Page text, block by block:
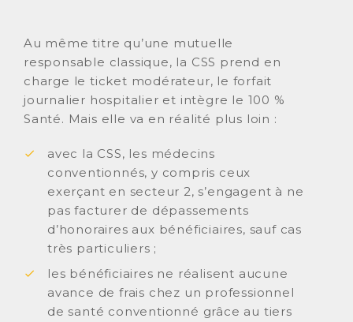
Au même titre qu’une mutuelle
responsable classique, la CSS prend en
charge le ticket modérateur, le forfait
journalier hospitalier et intègre le 100 %
Santé. Mais elle va en réalité plus loin :
avec la CSS, les médecins
conventionnés, y compris ceux
exerçant en secteur 2, s’engagent à ne
pas facturer de dépassements
d’honoraires aux bénéficiaires, sauf cas
très particuliers ;
les bénéficiaires ne réalisent aucune
avance de frais chez un professionnel
de santé conventionné grâce au tiers